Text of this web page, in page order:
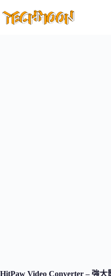
至
HitPaw Video Converter – 強